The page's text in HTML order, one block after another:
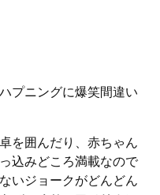
プニングに爆笑間違い
を囲んだり、赤ちゃん
込みどころ満載なので
いジョークがどんどん